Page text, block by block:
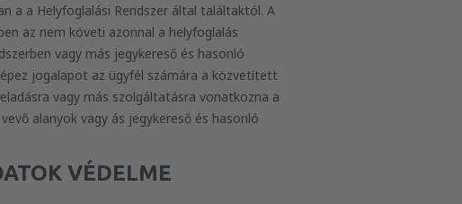
a a Helyfoglalási Rendszer által találtaktól. A
az nem követi azonnal a helyfoglalás
vagy más jegykereső és hasonló
jogalapot az ügyfél számára a közvetített
vagy más szolgáltatásra vonatkozna a
alanyok vagy ás jegykereső és hasonló
VÉDELME